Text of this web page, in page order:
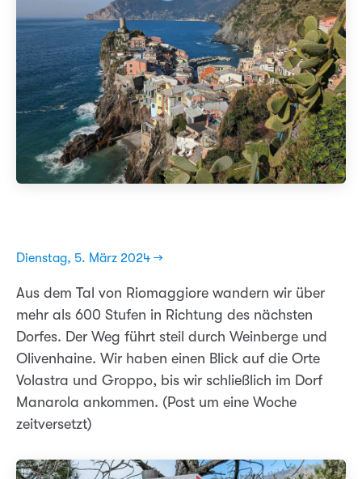
Dienstag, 5. März 2024 →
Aus dem Tal von Riomaggiore wandern wir über
mehr als 600 Stufen in Richtung des nächsten
Dorfes. Der Weg führt steil durch Weinberge und
Olivenhaine. Wir haben einen Blick auf die Orte
Volastra und Groppo, bis wir schließlich im Dorf
Manarola ankommen. (Post um eine Woche
zeitversetzt)